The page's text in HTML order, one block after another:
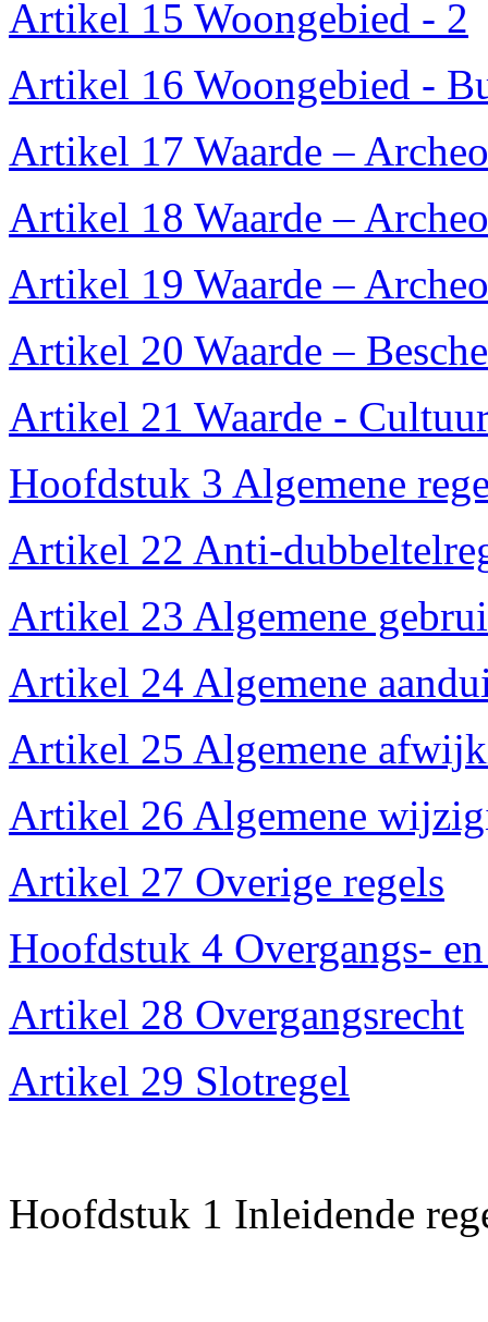
Artikel 15 Woongebied - 2
Artikel 16 Woongebied -
Artikel 17 Waarde –
Artikel 18 Waarde –
Artikel 19 Waarde –
Artikel 20 Waarde –
Artikel 21 Waarde -
Hoofdstuk 3 Algemene
Artikel 22 Anti-
Artikel 23 Algemene
Artikel 24 Algemene
Artikel 25 Algemene
Artikel 26 Algemene
Artikel 27 Overige regels
Hoofdstuk 4 Overgangs-
Artikel 28 Overgangsrecht
Artikel 29 Slotregel
Hoofdstuk 1 Inleidende